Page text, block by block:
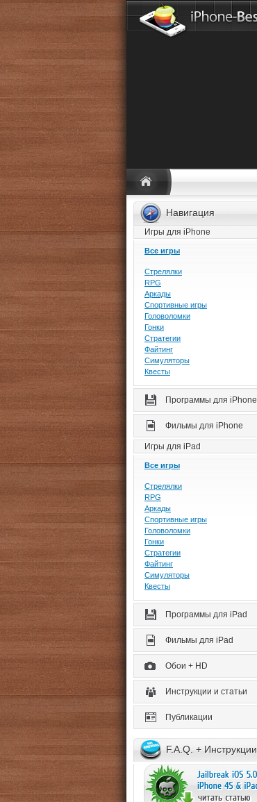
Навигация
Игры для iPhone
Все игры
Стрелялки
RPG
Аркады
Спортивные игры
Головоломки
Гонки
Стратегии
Файтинг
Симуляторы
Квесты
Программы для iPhone
Фильмы для iPhone
Игры для iPad
Все игры
Стрелялки
RPG
Аркады
Спортивные игры
Головоломки
Гонки
Стратегии
Файтинг
Симуляторы
Квесты
Программы для iPad
Фильмы для iPad
Обои + HD
Инструкции и статьи
Публикации
F.A.Q. + Инструкции